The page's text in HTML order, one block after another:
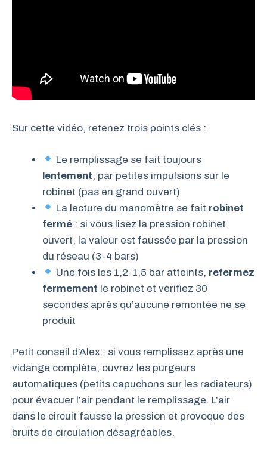
Sur cette vidéo, retenez trois points clés :
Le remplissage se fait toujours
lentement, par petites impulsions sur le
robinet (pas en grand ouvert)
La lecture du manomètre se fait robinet
fermé : si vous lisez la pression robinet
ouvert, la valeur est faussée par la pression
du réseau (3-4 bars)
Une fois les 1,2-1,5 bar atteints, refermez
fermement le robinet et vérifiez 30
secondes après qu’aucune remontée ne se
produit
Petit conseil d’Alex : si vous remplissez après une
vidange complète, ouvrez les purgeurs
automatiques (petits capuchons sur les radiateurs)
pour évacuer l’air pendant le remplissage. L’air
dans le circuit fausse la pression et provoque des
bruits de circulation désagréables.